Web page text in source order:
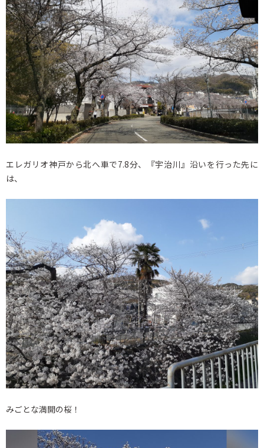
エレガリオ神戸から北へ車で7.8分、『宇治川』沿いを行った先に
は、
みごとな満開の桜！